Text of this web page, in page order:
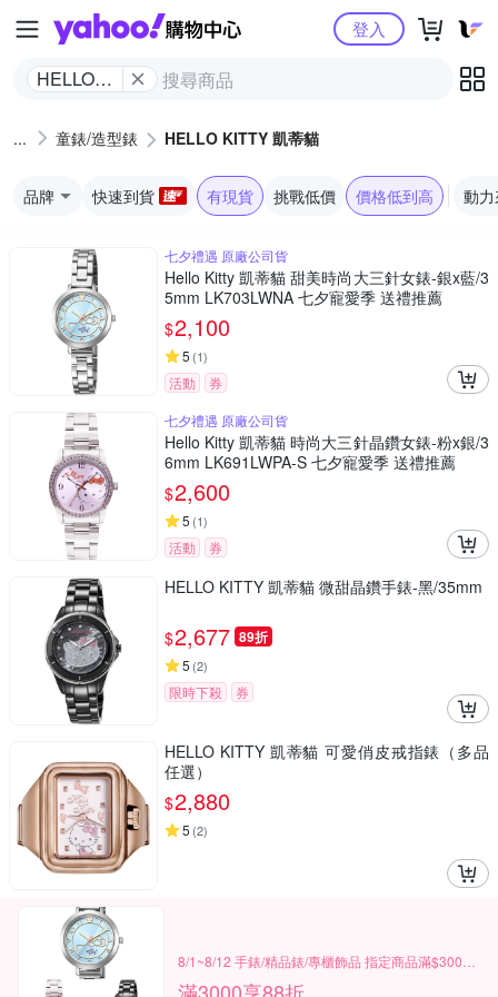
Yahoo購物中心
HELLO
蒂貓
登入
童錶/造型錶 HELLO KITTY 凱蒂貓
品牌 快速到貨 有現貨 挑戰低價 價格低到高 動
七夕禮遇 原廠公司貨
Hello Kitty 凱蒂貓 甜美時尚大三針女錶-銀x藍/3
5mm LK703LWNA 七夕寵愛季 送禮推薦
$2,100
5 (1)
活動
券
七夕禮遇 原廠公司貨
Hello Kitty 凱蒂貓 時尚大三針晶鑽女錶-粉x銀/3
6mm LK691LWPA-S 七夕寵愛季 送禮推薦
$2,600
5 (1)
活動 券
HELLO KITTY 凱蒂貓 微甜晶鑽手錶-黑/35mm
$2,677 89折
5 (2)
限時下殺 券
HELLO KITTY 凱蒂貓 可愛俏皮戒指錶（多品
任選）
$2,880
5 (2)